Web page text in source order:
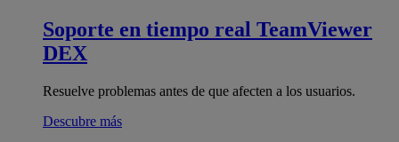
Soporte en tiempo real TeamViewer
DEX
Resuelve problemas antes de que afecten a los usuarios.
Descubre más